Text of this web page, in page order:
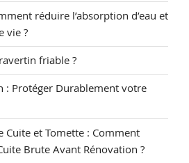
réduire l’absorption d’eau et
vie ?
friable ?
: Protéger Durablement votre
Cuite et Tomette : Comment
Brute Avant Rénovation ?